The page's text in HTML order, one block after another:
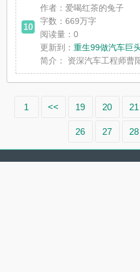
10
作者：爱喝红茶的兔子
字数：669万字
阅读量：0
更新到：重生99做汽车巨
简介：
资深汽车工程师曹
1 << 19 20 21
26 27 28